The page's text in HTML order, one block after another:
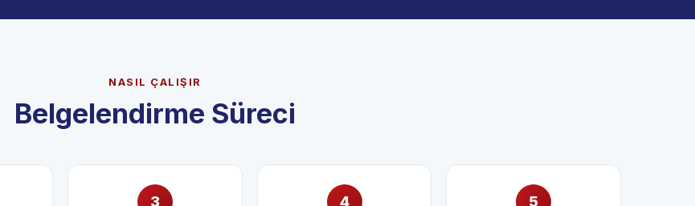
NASIL ÇALIŞIR
Belgelendirme Süreci